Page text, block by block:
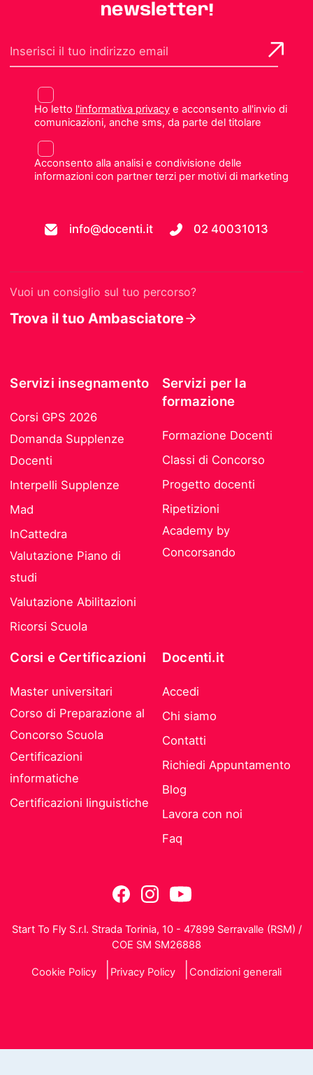
newsletter!
Ho letto l'informativa privacye acconsento all'invio di
comunicazioni, anche sms, da parte del titolare
Acconsento alla analisi e condivisione delle
informazioni con partner terzi per motivi di marketing
info@docenti.it 02 40031013
Vuoi un consiglio sul tuo percorso?
Trova il tuo Ambasciatore
Servizi insegnamento
Corsi GPS 2026
Domanda Supplenze
Docenti
Interpelli Supplenze
Mad
InCattedra
Valutazione Piano di
studi
Valutazione Abilitazioni
Ricorsi Scuola
Servizi per la
formazione
Formazione Docenti
Classi di Concorso
Progetto docenti
Ripetizioni
Academy by
Concorsando
Corsi e Certificazioni
Master universitari
Corso di Preparazione al
Concorso Scuola
Certificazioni
informatiche
Certificazioni linguistiche
Docenti.it
Accedi
Chi siamo
Contatti
Richiedi Appuntamento
Blog
Lavora con noi
Faq
Start To Fly S.r.l. Strada Torinia, 10 - 47899 Serravalle (RSM) /
COE SM SM26888
Cookie Policy Privacy Policy Condizioni generali